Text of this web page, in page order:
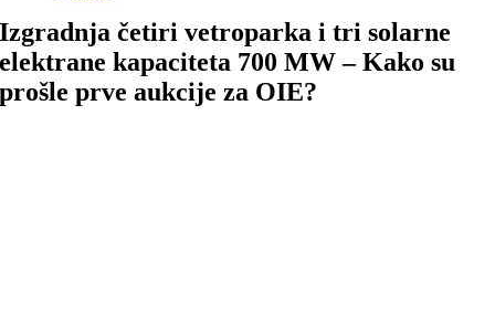
Izgradnja četiri vetroparka i tri solarne
elektrane kapaciteta 700 MW – Kako su
prošle prve aukcije za OIE?